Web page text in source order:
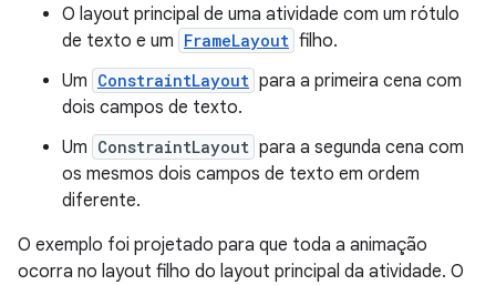
O layout principal de uma atividade com um rótulo
de texto e um FrameLayout filho.
Um ConstraintLayout para a primeira cena com
dois campos de texto.
Um ConstraintLayout para a segunda cena com
os mesmos dois campos de texto em ordem
diferente.
O exemplo foi projetado para que toda a animação
ocorra no layout filho do layout principal da atividade. O